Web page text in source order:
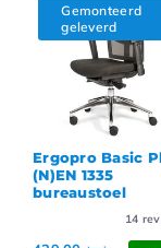
Gemonteerd
geleverd
Ergopro Basic
(N)EN 1335
bureaustoel
14